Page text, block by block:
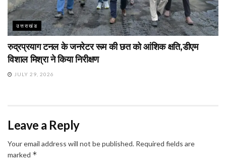
उत्तराखंड
रुद्रप्रयाग टनल के जनरेटर रूम की छत को आंशिक क्षति,डीएम
विशाल मिश्रा ने किया निरीक्षण
JULY 29, 2026
Leave a Reply
Your email address will not be published. Required fields are
marked *